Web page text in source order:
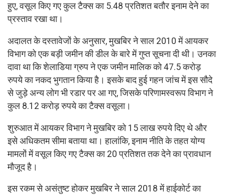
हुए, वसूल किए गए कुल टैक्स का 5.48 प्रतिशत बतौर इनाम देने का
प्रस्ताव रखा था।
अदालत के दस्तावेजों के अनुसार, मुखबिर ने साल 2010 में आयकर
विभाग को एक बड़ी जमीन की डील के बारे में गुप्त सूचना दी थी। उनका
दावा था कि शेलाडिया ग्रुप ने एक जमीन मालिक को 47.5 करोड़
रुपये का नकद भुगतान किया है। इसके बाद हुई गहन जांच में इस सौदे
से जुड़े अन्य लोग भी रडार पर आ गए, जिसके परिणामस्वरूप विभाग ने
कुल 8.12 करोड़ रुपये का टैक्स वसूला।
शुरुआत में आयकर विभाग ने मुखबिर को 15 लाख रुपये दिए थे और
इसे अधिकतम सीमा बताया था। हालांकि, इनाम नीति के तहत योग्य
मामलों में वसूल किए गए टैक्स का 20 प्रतिशत तक देने का प्रावधान
मौजूद है।
इस रकम से असंतुष्ट होकर मुखबिर ने साल 2018 में हाईकोर्ट का